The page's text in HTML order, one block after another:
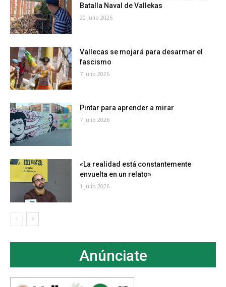
Batalla Naval de Vallekas
20 julio 2026
Vallecas se mojará para desarmar el
fascismo
7 julio 2026
Pintar para aprender a mirar
7 julio 2026
«La realidad está constantemente
envuelta en un relato»
1 julio 2026
Anúnciate